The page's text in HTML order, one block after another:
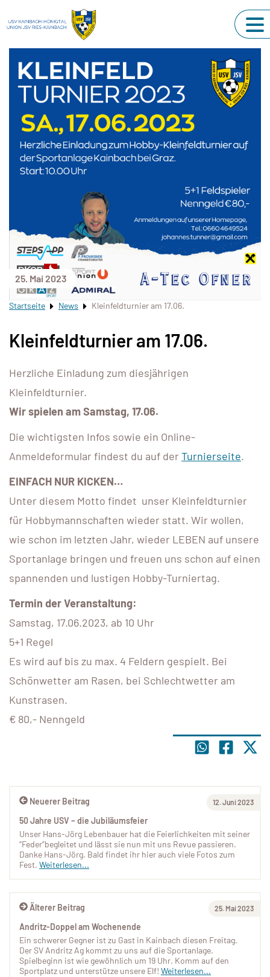
25. Mai 2023
Startseite News Kleinfeldturnier am 17.06.
Kleinfeldturnier am 17.06.
Herzliche Einladung zum diesjährigen
Kleinfeldturnier.
Wir spielen am Samstag, 17.06.
Die wichtigsten Infos sowie ein Online-
Anmeldeformular findest du auf der Turnierseite.
EINFACH NUR KICKEN…
Unter diesem Motto findet unser Kleinfeldturnier
für Hobbymannschaften wieder statt. Wir wollen,
wie schon im letzten Jahr, wieder LEBEN auf unsere
Sportanlage bringen und freuen uns schon auf einen
spannenden und lustigen Hobby-Turniertag.
Termin der Veranstaltung:
Samstag, 17.06.2023, ab 10 Uhr
5+1 Regel
Es wird auf bis zu max. 4 Feldern gespielt. Bei
Schönwetter am Rasen, bei Schlechtwetter am
Kunstrasen.
€ 80,- Nenngeld
Älterer Beitrag 25. Mai 2023
Andritz-Doppel am Wochenende
Ein schwerer Gegner ist zu Gast in Kainbach diesen Freitag.
Der SV Andritz Ag kommt zu uns auf die Sportanlage.
Spielbeginn ist wie gewöhnlich um 19 Uhr. Komm auf den
Sportplatz und unterstütze unsere Elf! Weiterlesen...
Neuerer Beitrag 12. Juni 2023
50 Jahre USV – die Jubiläumsfeier
Unser Hans-Jörg Lebenbauer hat die Feierlichkeiten mit seiner
“Feder”begleitet und lässt sie nun mit uns Revue passieren.
Danke Hans-Jörg. Bald findet ihr hier auch viele Fotos zum
Fest. Weiterlesen...